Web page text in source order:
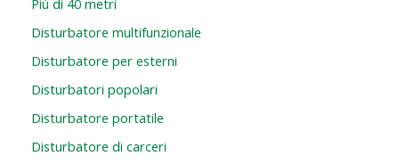
Più di 40 metri
Disturbatore multifunzionale
Disturbatore per esterni
Disturbatori popolari
Disturbatore portatile
Disturbatore di carceri